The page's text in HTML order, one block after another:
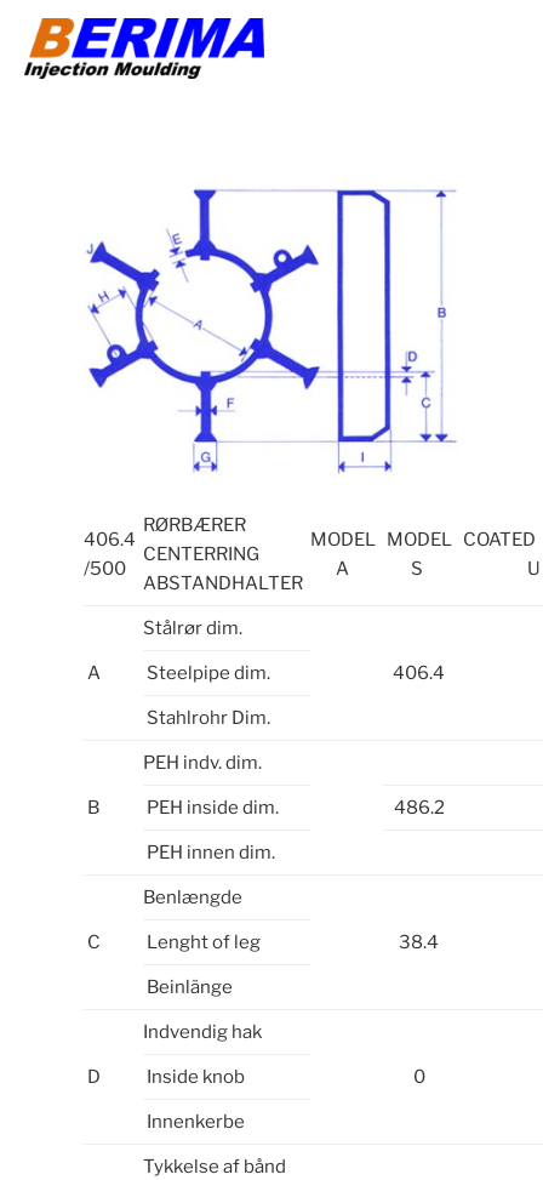
406.4
/500
RØRBÆRER
CENTERRING
ABSTANDHALTER
MODEL
A
MODEL
S
U
A
Stålrør dim.
406.4
Steelpipe dim.
Stahlrohr Dim.
B
PEH indv. dim.
PEH inside dim. 486.2
PEH innen dim.
C
Benlængde
38.4
Lenght of leg
Beinlänge
D
Indvendig hak
0
Inside knob
Innenkerbe
Tykkelse af bånd